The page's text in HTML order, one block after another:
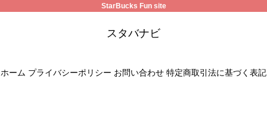
StarBucks Fun site
スタバナビ
ホーム プライバシーポリシー お問い合わせ 特定商取引法に基づく表記